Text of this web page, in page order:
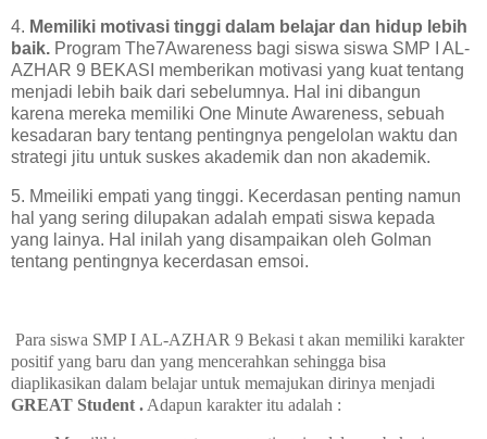
4. Memiliki motivasi tinggi dalam belajar dan hidup lebih
baik. Program The7Awareness bagi siswa siswa SMP I AL-
AZHAR 9 BEKASI memberikan motivasi yang kuat tentang
menjadi lebih baik dari sebelumnya. Hal ini dibangun
karena mereka memiliki One Minute Awareness, sebuah
kesadaran bary tentang pentingnya pengelolan waktu dan
strategi jitu untuk suskes akademik dan non akademik.
5. Mmeiliki empati yang tinggi. Kecerdasan penting namun
hal yang sering dilupakan adalah empati siswa kepada
yang lainya. Hal inilah yang disampaikan oleh Golman
tentang pentingnya kecerdasan emsoi.
Para siswa SMP I AL-AZHAR 9 Bekasi t akan memiliki karakter
positif yang baru dan yang mencerahkan sehingga bisa
diaplikasikan dalam belajar untuk memajukan dirinya menjadi
GREAT Student . Adapun karakter itu adalah :